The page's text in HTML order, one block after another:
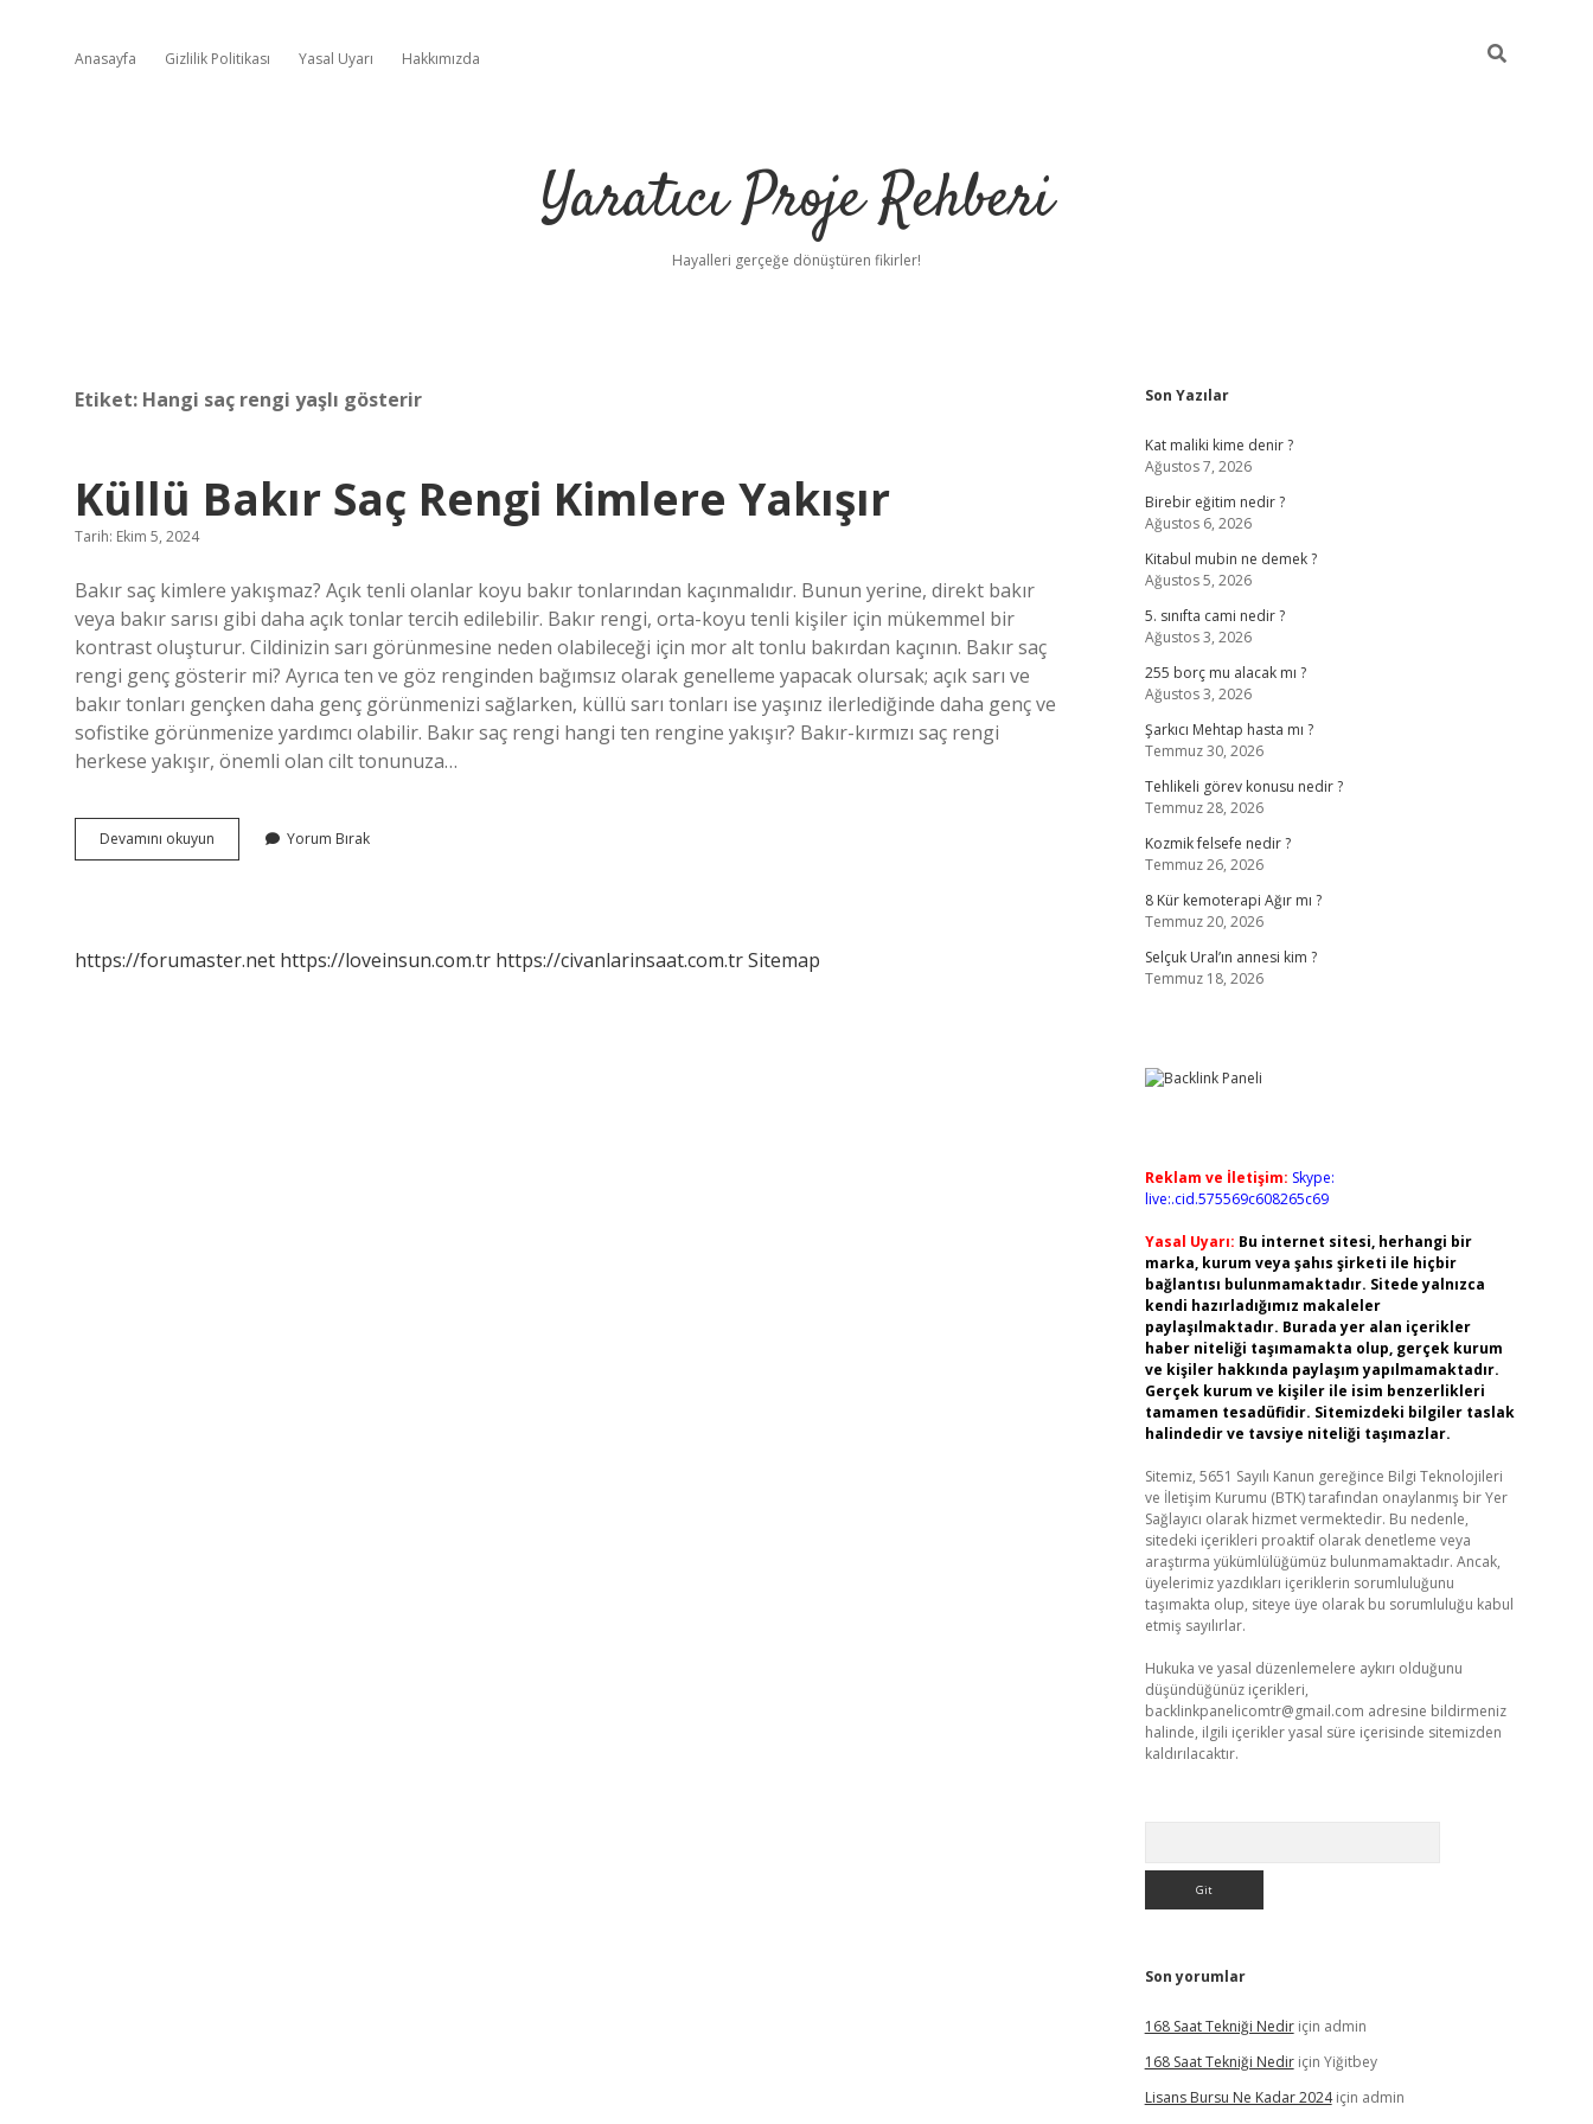
Anasayfa Gizlilik Politikası Yasal Uyarı Hakkımızda
Yaratıcı Proje Rehberi
Hayalleri gerçeğe dönüştüren fikirler!
Etiket: Hangi saç rengi yaşlı gösterir
Küllü Bakır Saç Rengi Kimlere Yakışır
Tarih: Ekim 5, 2024
Bakır saç kimlere yakışmaz? Açık tenli olanlar koyu bakır tonlarından kaçınmalıdır. Bunun yerine, direkt bakır
veya bakır sarısı gibi daha açık tonlar tercih edilebilir. Bakır rengi, orta-koyu tenli kişiler için mükemmel bir
kontrast oluşturur. Cildinizin sarı görünmesine neden olabileceği için mor alt tonlu bakırdan kaçının. Bakır saç
rengi genç gösterir mi? Ayrıca ten ve göz renginden bağımsız olarak genelleme yapacak olursak; açık sarı ve
bakır tonları gençken daha genç görünmenizi sağlarken, küllü sarı tonları ise yaşınız ilerlediğinde daha genç ve
sofistike görünmenize yardımcı olabilir. Bakır saç rengi hangi ten rengine yakışır? Bakır-kırmızı saç rengi
herkese yakışır, önemli olan cilt tonunuza…
Devamını okuyun
Bakır
Yorum Bırak
https://forumaster.net https://loveinsun.com.tr https://civanlarinsaat.com.trSitemap
Sidebar
Son Yazılar
Kat maliki kime denir ?
Ağustos 7, 2026
Birebir eğitim nedir ?
Ağustos 6, 2026
Kitabul mubin ne demek ?
Ağustos 5, 2026
5. sınıfta cami nedir ?
Ağustos 3, 2026
255 borç mu alacak mı ?
Ağustos 3, 2026
Şarkıcı Mehtap hasta mı ?
Temmuz 30, 2026
Tehlikeli görev konusu nedir ?
Temmuz 28, 2026
Kozmik felsefe nedir ?
Temmuz 26, 2026
8 Kür kemoterapi Ağır mı ?
Temmuz 20, 2026
Selçuk Ural’ın annesi kim ?
Temmuz 18, 2026
Reklam ve İletişim: Skype:
live:.cid.575569c608265c69
Yasal Uyarı: Bu internet sitesi, herhangi bir
marka, kurum veya şahıs şirketi ile hiçbir
bağlantısı bulunmamaktadır. Sitede yalnızca
kendi hazırladığımız makaleler
paylaşılmaktadır. Burada yer alan içerikler
haber niteliği taşımamakta olup, gerçek kurum
ve kişiler hakkında paylaşım yapılmamaktadır.
Gerçek kurum ve kişiler ile isim benzerlikleri
tamamen tesadüfidir. Sitemizdeki bilgiler taslak
halindedir ve tavsiye niteliği taşımazlar.
Sitemiz, 5651 Sayılı Kanun gereğince Bilgi Teknolojileri
ve İletişim Kurumu (BTK) tarafından onaylanmış bir Yer
Sağlayıcı olarak hizmet vermektedir. Bu nedenle,
sitedeki içerikleri proaktif olarak denetleme veya
araştırma yükümlülüğümüz bulunmamaktadır. Ancak,
üyelerimiz yazdıkları içeriklerin sorumluluğunu
taşımakta olup, siteye üye olarak bu sorumluluğu kabul
etmiş sayılırlar.
Hukuka ve yasal düzenlemelere aykırı olduğunu
düşündüğünüz içerikleri,
backlinkpanelicomtr@gmail.com adresine bildirmeniz
halinde, ilgili içerikler yasal süre içerisinde sitemizden
kaldırılacaktır.
Son yorumlar
168 Saat Tekniği Nediriçin admin
168 Saat Tekniği Nediriçin Yiğitbey
Lisans Bursu Ne Kadar 2024için admin
https://betci.co/